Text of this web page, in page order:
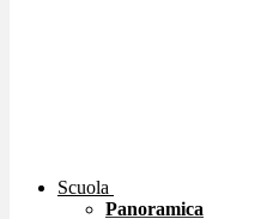
Scuola
Panoramica